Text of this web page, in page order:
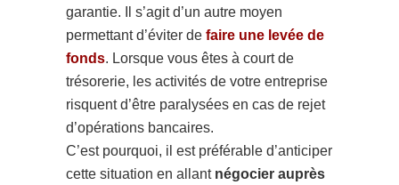
garantie. Il s’agit d’un autre moyen
permettant d’éviter de faire une levée de
fonds. Lorsque vous êtes à court de
trésorerie, les activités de votre entreprise
risquent d’être paralysées en cas de rejet
d’opérations bancaires.
C’est pourquoi, il est préférable d’anticiper
cette situation en allant négocier auprès